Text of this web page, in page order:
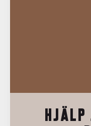
HJÄLP